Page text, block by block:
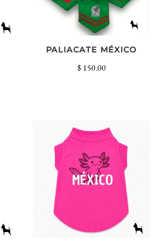
PALIACATE MÉXICO
$ 150.00